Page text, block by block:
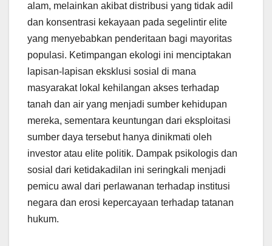
alam, melainkan akibat distribusi yang tidak adil
dan konsentrasi kekayaan pada segelintir elite
yang menyebabkan penderitaan bagi mayoritas
populasi. Ketimpangan ekologi ini menciptakan
lapisan-lapisan eksklusi sosial di mana
masyarakat lokal kehilangan akses terhadap
tanah dan air yang menjadi sumber kehidupan
mereka, sementara keuntungan dari eksploitasi
sumber daya tersebut hanya dinikmati oleh
investor atau elite politik. Dampak psikologis dan
sosial dari ketidakadilan ini seringkali menjadi
pemicu awal dari perlawanan terhadap institusi
negara dan erosi kepercayaan terhadap tatanan
hukum.